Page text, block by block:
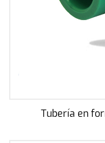
Tubería en